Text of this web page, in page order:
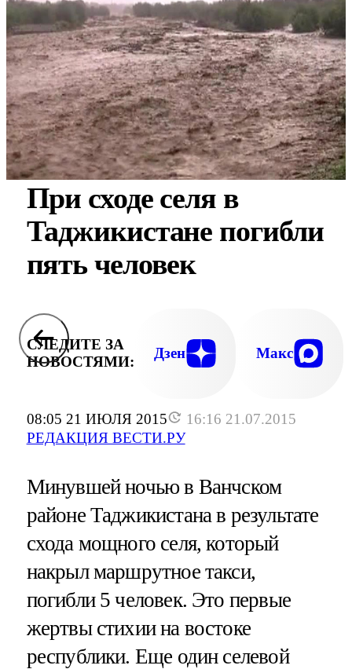
08:05 21 ИЮЛЯ 2015
16:16 21.07.2015
РЕДАКЦИЯ ВЕСТИ.РУ
При сходе селя в
Таджикистане погибли
пять человек
СЛЕДИТЕ ЗА
НОВОСТЯМИ:
Дзен Макс
Минувшей ночью в Ванчском
районе Таджикистана в результате
схода мощного селя, который
накрыл маршрутное такси,
погибли 5 человек. Это первые
жертвы стихии на востоке
республики. Еще один селевой